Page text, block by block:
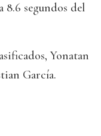
8.6 segundos del
Yonatan
García.